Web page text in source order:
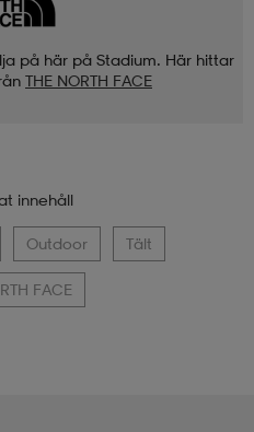
på här på Stadium. Här hittar
THE NORTH FACE
innehåll
Outdoor Tält
FACE